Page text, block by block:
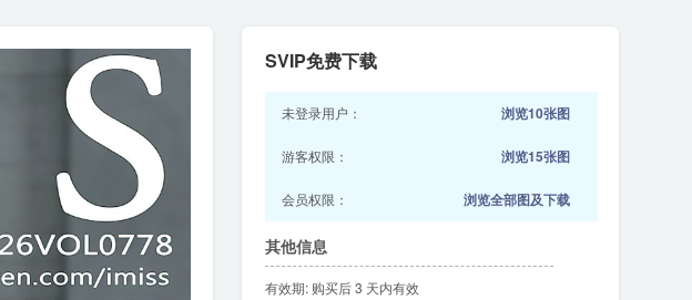
SVIP免费下载
未登录用户： 浏览10张图
游客权限： 浏览15张图
会员权限： 浏览全部图及下载
其他信息
有效期: 购买后 3 天内有效